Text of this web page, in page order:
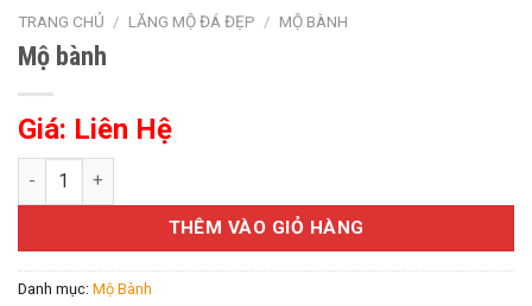
TRANG CHỦ / LĂNG MỘ ĐÁ ĐẸP / MỘ BÀNH
Mộ bành
Giá: Liên Hệ
Mộ bành số lượng
THÊM VÀO GIỎ HÀNG
Danh mục: Mộ Bành